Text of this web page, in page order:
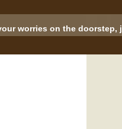
worries on the